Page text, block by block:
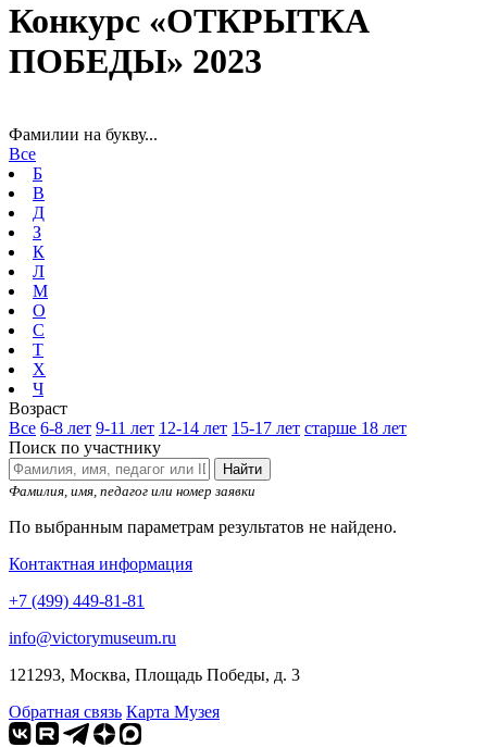
Конкурс «ОТКРЫТКА
ПОБЕДЫ» 2023
Фамилии на букву...
Все
Б
В
Д
З
К
Л
М
О
С
Т
Х
Ч
Возраст
Все 6-8 лет 9-11 лет 12-14 лет 15-17 лет старше 18 лет
Поиск по участнику
Найти
Фамилия, имя, педагог или номер заявки
По выбранным параметрам результатов не найдено.
Контактная информация
+7 (499) 449-81-81
info@victorymuseum.ru
121293, Москва, Площадь Победы, д. 3
Обратная связь Карта Музея